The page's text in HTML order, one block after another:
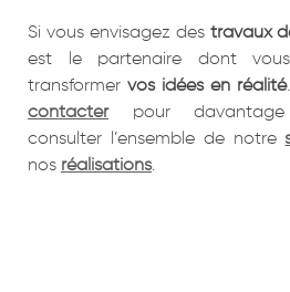
Si vous envisagez des travaux
est le partenaire dont
transformer vos idées en réalité
contacterpour davantage
consulter l’ensemble de notre
nos réalisations.